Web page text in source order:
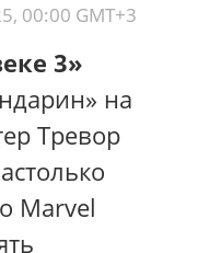
00:00 GMT+3
3»
на
Тревор
Marvel